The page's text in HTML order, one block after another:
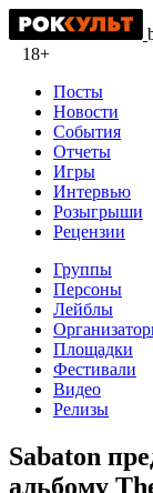
18+
Посты
Новости
События
Отчеты
Игры
Интервью
Розыгрыши
Рецензии
Группы
Персоны
Лейблы
Площадки
Фестивали
Видео
Релизы
Sabaton
альбому